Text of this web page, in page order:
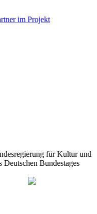
im Projekt
für Kultur und
Deutschen Bundestages